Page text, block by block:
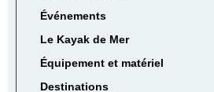
Événements
Le Kayak de Mer
Équipement et matériel
Destinations